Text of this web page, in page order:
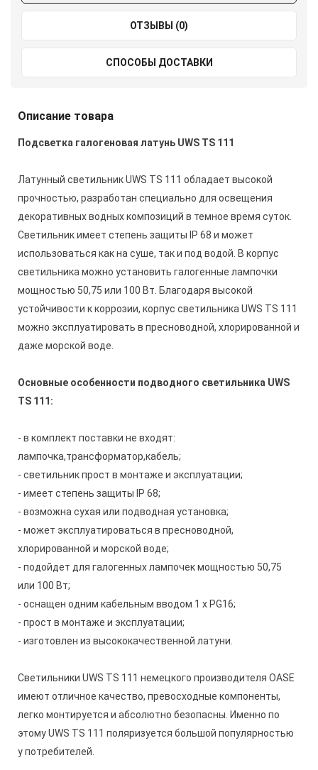
ОТЗЫВЫ (0)
СПОСОБЫ ДОСТАВКИ
Описание товара
Подсветка галогеновая латунь UWS TS 111
Латунный светильник UWS TS 111 обладает высокой
прочностью, разработан специально для освещения
декоративных водных композиций в темное время суток.
Светильник имеет степень защиты IP 68 и может
использоваться как на суше, так и под водой. В корпус
светильника можно установить галогенные лампочки
мощностью 50,75 или 100 Вт. Благодаря высокой
устойчивости к коррозии, корпус светильника UWS TS 111
можно эксплуатировать в пресноводной, хлорированной и
даже морской воде.
Основные особенности подводного светильника UWS
TS 111:
- в комплект поставки не входят:
лампочка,трансформатор,кабель;
- светильник прост в монтаже и эксплуатации;
- имеет степень защиты IP 68;
- возможна сухая или подводная установка;
- может эксплуатироваться в пресноводной,
хлорированной и морской воде;
- подойдет для галогенных лампочек мощностью 50,75
или 100 Вт;
- оснащен одним кабельным вводом 1 х PG16;
- прост в монтаже и эксплуатации;
- изготовлен из высококачественной латуни.
Светильники UWS TS 111 немецкого производителя OASE
имеют отличное качество, превосходные компоненты,
легко монтируется и абсолютно безопасны. Именно по
этому UWS TS 111 поляризуется большой популярностью
у потребителей.